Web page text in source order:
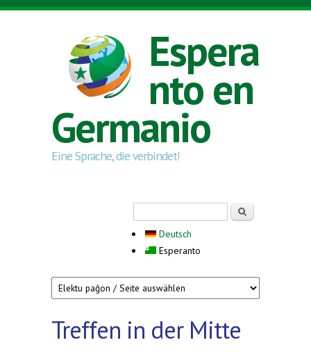
Skip to main content
Espera
nto en
Germanio
Eine Sprache, die verbindet!
Deutsch
Esperanto
Treffen in der Mitte